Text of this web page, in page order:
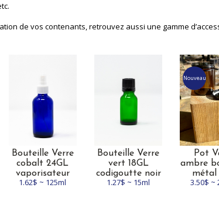
de vos contenants, retrouvez aussi une gamme
Bouteille Verre
cobalt 24GL
vaporisateur
1.62$ ~ 125ml
Bouteille Verre
vert 18GL
codigoutte noir
1.27$ ~ 15ml
Nouveau
Pot
ambre
métal
3.50$ ~